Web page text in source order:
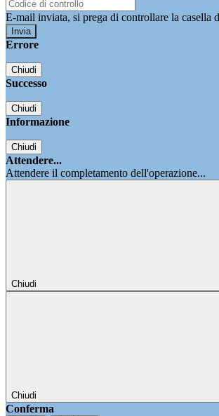
E-mail inviata, si prega di controllare la casella
Errore
Chiudi
Successo
Chiudi
Informazione
Chiudi
Attendere...
Attendere il completamento dell'operazione...
Chiudi
Chiudi
Conferma